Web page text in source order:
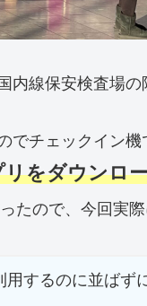
線保安検査場の
でチェックイン機
リをダウンロ
たので、今回実
用するのに並ばず